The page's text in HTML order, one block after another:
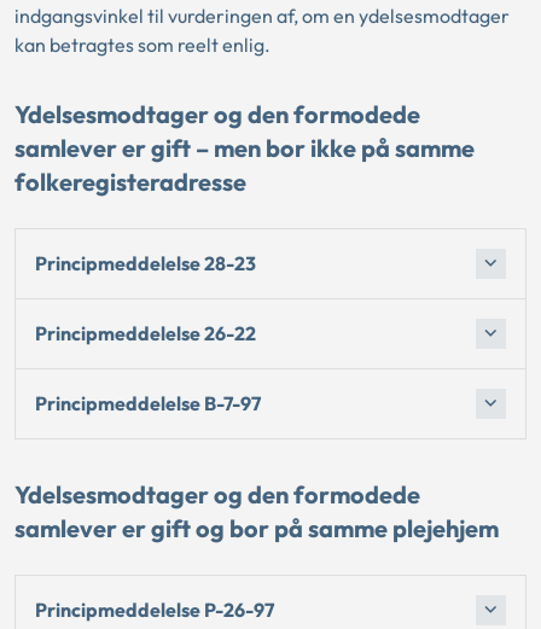
indgangsvinkel til vurderingen af, om en ydelsesmodtager
kan betragtes som reelt enlig.
Ydelsesmodtager og den formodede
samlever er gift – men bor ikke på samme
folkeregisteradresse
Principmeddelelse 28-23
Principmeddelelse 26-22
Principmeddelelse B-7-97
Ydelsesmodtager og den formodede
samlever er gift og bor på samme plejehjem
Principmeddelelse P-26-97